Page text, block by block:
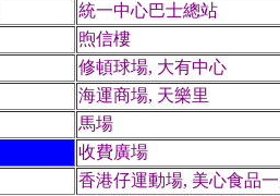
統一中心巴士總站
煦信樓
修頓球場, 大有中心
海運商場, 天樂里
馬場
收費廣場
香港仔運動場, 美心食品